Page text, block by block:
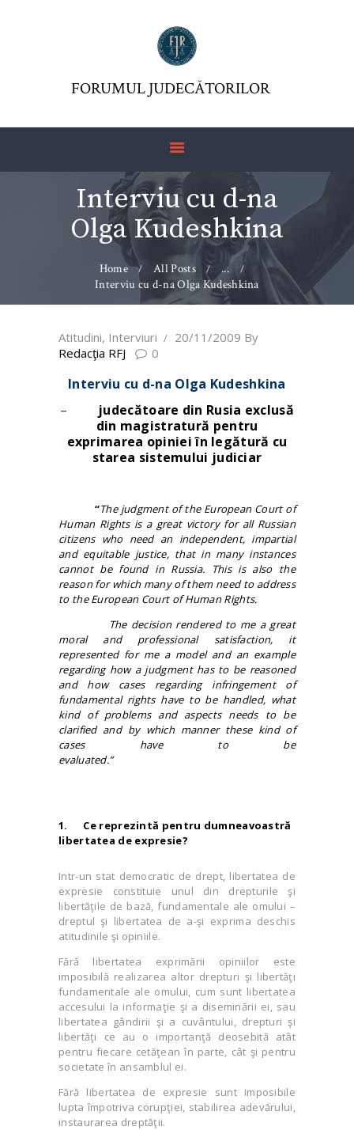
FORUMUL JUDECĂTORILOR
Interviu cu d-na
Olga Kudeshkina
Home All Posts
...
Interviu cu d-na Olga Kudeshkina
FORUMUL JUDECĂTORILOR
FJR ASSOCIATION
JURISPRUDENCE
Atitudini, Interviuri 20/11/2009 By
Redacţia RFJ
0
Interviu cu d-na Olga Kudeshkina
– judecătoare din Rusia exclusă
din magistratură pentru
exprimarea opiniei în legătură cu
starea sistemului judiciar
“The judgment of the European Court of
Human Rights is a great victory for all Russian
citizens who need an independent, impartial
and equitable justice, that in many instances
cannot be found in Russia. This is also the
reason for which many of them need to address
to the European Court of Human Rights.
The decision rendered to me a great
moral and professional satisfaction, it
represented for me a model and an example
regarding how a judgment has to be reasoned
and how cases regarding infringement of
fundamental rights have to be handled, what
kind of problems and aspects needs to be
clarified and by which manner these kind of
cases have to be
evaluated.”
1. Ce reprezintă pentru dumneavoastră
libertatea de expresie?
Intr-un stat democratic de drept, libertatea de
expresie constituie unul din drepturile şi
libertăţile de bază, fundamentale ale omului –
dreptul şi libertatea de a-şi exprima deschis
atitudinile şi opiniile.
Fără libertatea exprimării opiniilor este
imposibilă realizarea altor drepturi şi libertăţi
fundamentale ale omului, cum sunt libertatea
accesului la informaţie şi a diseminării ei, sau
libertatea gândirii şi a cuvântului, drepturi şi
libertăţi ce au o importanţă deosebită atât
pentru fiecare cetăţean în parte, cât şi pentru
societate în ansamblul ei.
Fără libertatea de expresie sunt imposibile
lupta împotriva corupţiei, stabilirea adevărului,
instaurarea dreptăţii.